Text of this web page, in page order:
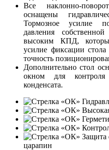
Все наклонно-
оснащены
Тормозное усилие
давления
высоким КПД,
усилие фиксации
точность
Дополнительно стол
окном для
конденсата.
Защита
царапин